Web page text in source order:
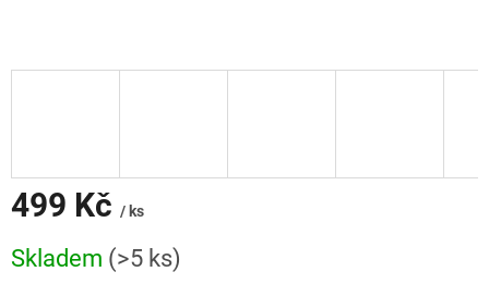
499 Kč / ks
cena:
Skladem (>5 ks)